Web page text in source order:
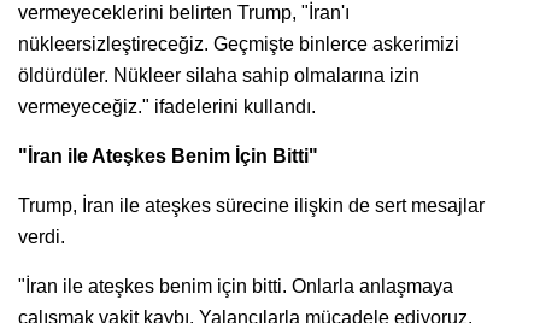
vermeyeceklerini belirten Trump, "İran'ı
nükleersizleştireceğiz. Geçmişte binlerce askerimizi
öldürdüler. Nükleer silaha sahip olmalarına izin
vermeyeceğiz." ifadelerini kullandı.
"İran ile Ateşkes Benim İçin Bitti"
Trump, İran ile ateşkes sürecine ilişkin de sert mesajlar
verdi.
"İran ile ateşkes benim için bitti. Onlarla anlaşmaya
çalışmak vakit kaybı. Yalancılarla mücadele ediyoruz.